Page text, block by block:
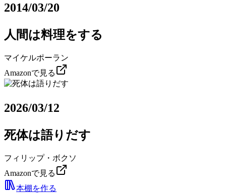
2014/03/20
人間は料理をする
マイケルポーラン
Amazonで見る
2026/03/12
死体は語りだす
フィリップ・ボクソ
Amazonで見る
本棚を作る